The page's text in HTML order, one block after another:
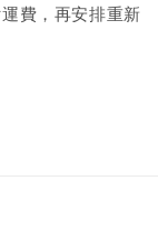
費，再安排重新